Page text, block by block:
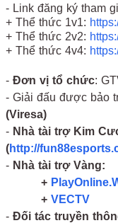
- Link đăng ký tham
+ Thể thức 1v1:
+ Thể thức 2v2:
+ Thể thức 4v4:
- Đơn vị tổ chức:
- Giải đấu được bảo
(Viresa)
- Nhà tài trợ Kim
(http://
- Nhà tài trợ Vàng:
+
+ VECTV
- Đối tác truyền